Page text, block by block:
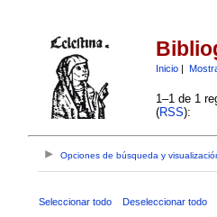
Inicio|
1–1 de 1
(RSS):
Opciones de búsqueda y
Seleccionar todo Deseleccionar todo